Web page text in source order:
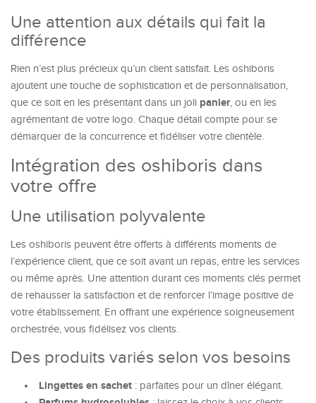
Une attention aux détails qui fait la
différence
Rien n’est plus précieux qu’un client satisfait. Les oshiboris
ajoutent une touche de sophistication et de personnalisation,
que ce soit en les présentant dans un joli panier, ou en les
agrémentant de votre logo. Chaque détail compte pour se
démarquer de la concurrence et fidéliser votre clientèle.
Intégration des oshiboris dans
votre offre
Une utilisation polyvalente
Les oshiboris peuvent être offerts à différents moments de
l’expérience client, que ce soit avant un repas, entre les services
ou même après. Une attention durant ces moments clés permet
de rehausser la satisfaction et de renforcer l’image positive de
votre établissement. En offrant une expérience soigneusement
orchestrée, vous fidélisez vos clients.
Des produits variés selon vos besoins
Lingettes en sachet : parfaites pour un dîner élégant.